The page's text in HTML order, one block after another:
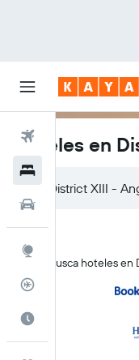
Vuelos
Hoteles en
KAYAK busca hoteles